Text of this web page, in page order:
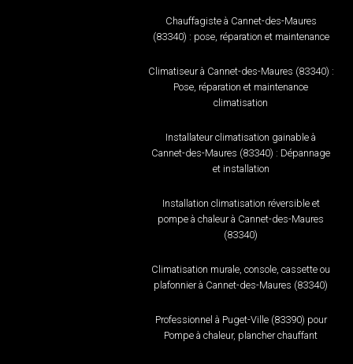
Chauffagiste à Cannet-des-Maures
(83340) : pose, réparation et maintenance
Climatiseur à Cannet-des-Maures (83340) :
Pose, réparation et maintenance
climatisation
Installateur climatisation gainable à
Cannet-des-Maures (83340) : Dépannage
et installation
Installation climatisation réversible et
pompe à chaleur à Cannet-des-Maures
(83340)
Climatisation murale, console, cassette ou
plafonnier à Cannet-des-Maures (83340)
Professionnel à Puget-Ville (83390) pour
Pompe à chaleur, plancher chauffant